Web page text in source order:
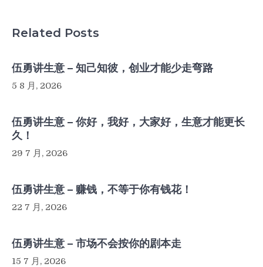
Related Posts
伍勇讲生意 – 知己知彼，创业才能少走弯路
5 8 月, 2026
伍勇讲生意 – 你好，我好，大家好，生意才能更长
久！
29 7 月, 2026
伍勇讲生意 – 赚钱，不等于你有钱花！
22 7 月, 2026
伍勇讲生意 – 市场不会按你的剧本走
15 7 月, 2026